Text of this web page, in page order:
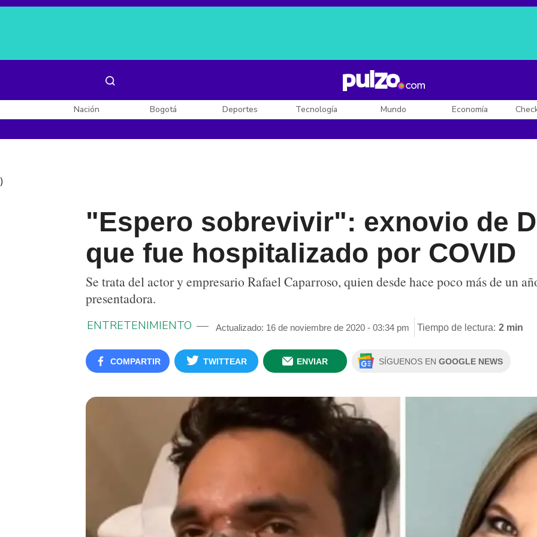
Posesión de De la Espriella
Nación Bogotá Deportes Tecnología Mundo Economía
)
"Espero sobrevivir": exnovio de
que fue hospitalizado por COVID
Se trata del actor y empresario Rafael Caparroso, quien desde hace poco más de un
presentadora.
ENTRETENIMIENTO Actualizado: 16 de noviembre de 2020 - 03:34 pm Tiempo de lectura: 2 min
COMPARTIR TWITTEAR ENVIAR SÍGUENOS EN GOOGLE NEWS